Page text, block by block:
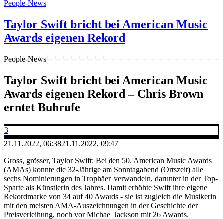
People-News
Taylor Swift bricht bei American Music
Awards eigenen Rekord
People-News
Taylor Swift bricht bei American Music
Awards eigenen Rekord – Chris Brown
erntet Buhrufe
3
21.11.2022, 06:3821.11.2022, 09:47
Gross, grösser, Taylor Swift: Bei den 50. American Music Awards
(AMAs) konnte die 32-Jährige am Sonntagabend (Ortszeit) alle
sechs Nominierungen in Trophäen verwandeln, darunter in der Top-
Sparte als Künstlerin des Jahres. Damit erhöhte Swift ihre eigene
Rekordmarke von 34 auf 40 Awards - sie ist zugleich die Musikerin
mit den meisten AMA-Auszeichnungen in der Geschichte der
Preisverleihung, noch vor Michael Jackson mit 26 Awards.